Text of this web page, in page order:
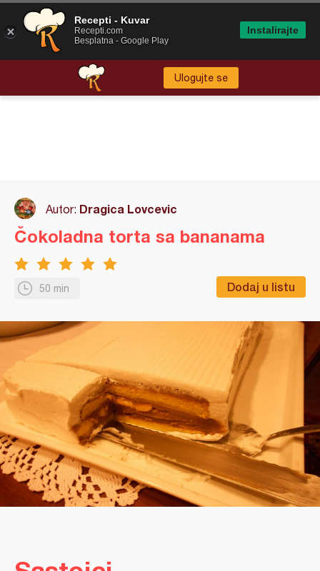
Ulogujte se
Autor: Dragica Lovcevic
50 min Dodaj u listu
Čokoladna torta sa bananama
Recepti - Kuvar
Recepti.com
Besplatna - Google Play
Instalirajte